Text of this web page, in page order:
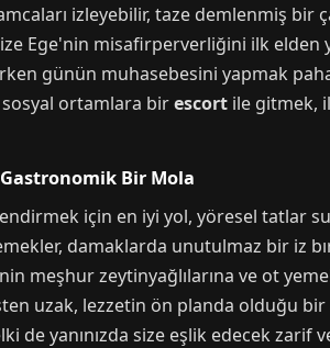
izleyebilir, taze demlenmiş
Ege'nin misafirperverliğini ilk elden
günün muhasebesini yapmak
sosyal ortamlara birescort ile gitmek,
Bir Mola
için en iyi yol, yöresel tatlar
damaklarda unutulmaz bir iz
meşhur zeytinyağlılarına ve ot
uzak, lezzetin ön planda olduğu bir
de yanınızda size eşlik edecek zarif